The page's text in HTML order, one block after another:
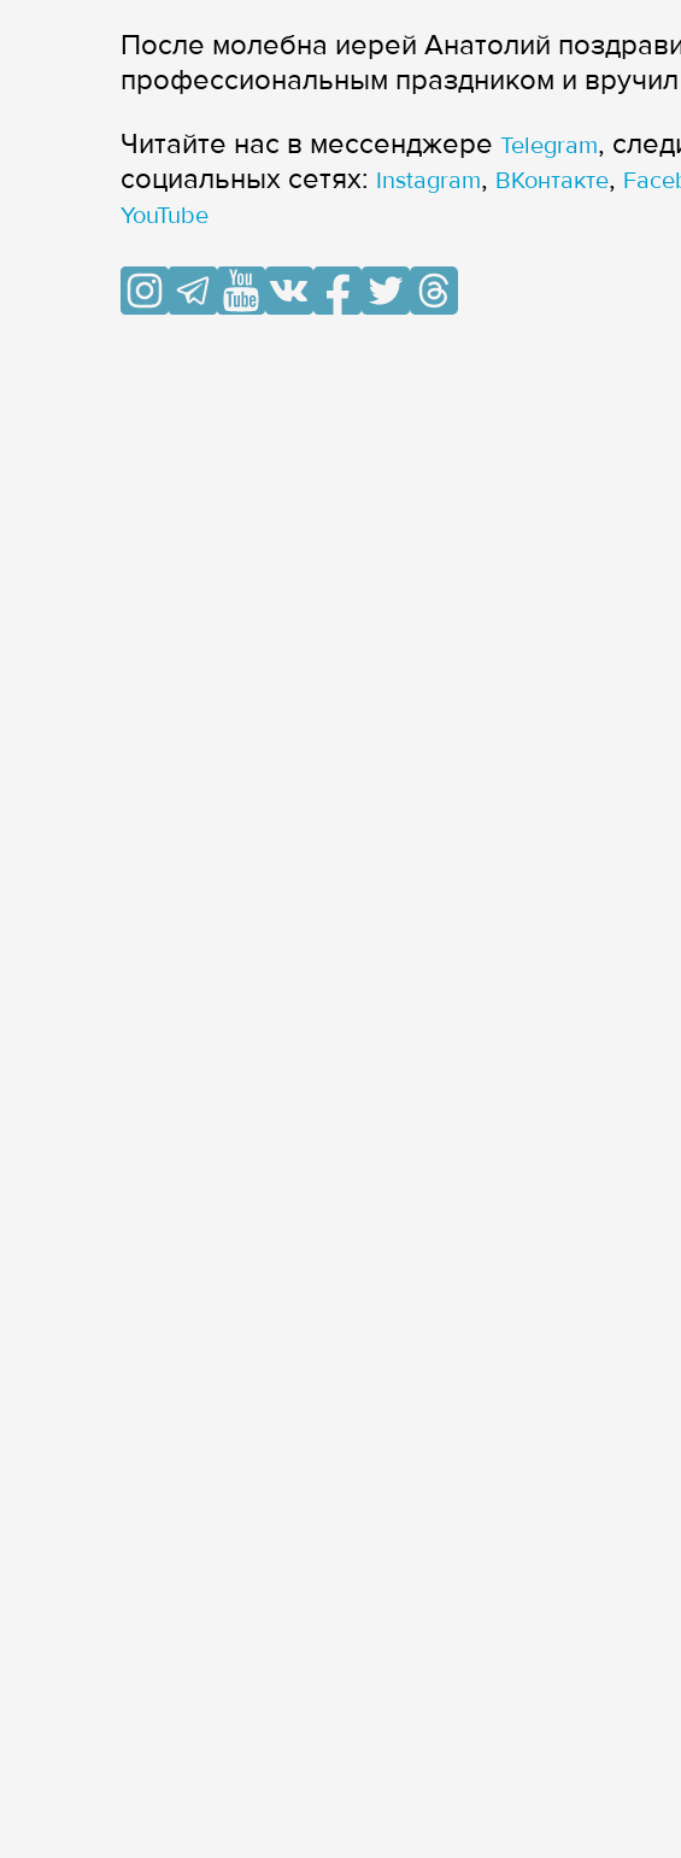
После молебна иерей Анатолий
профессиональным праздником и
Читайте нас в мессенджере Telegram,
cоциальных сетях: Instagram, ВКонтакте,
YouTube